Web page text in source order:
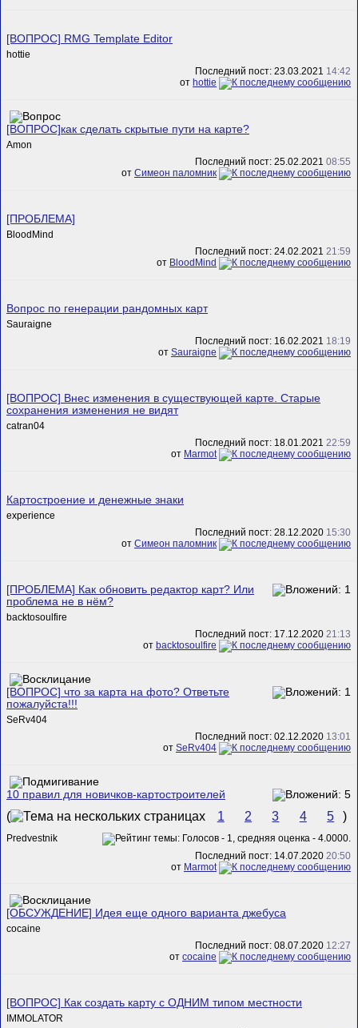
[ВОПРОС] RMG Template Editor
hottie
Последний пост: 23.03.2021 14:42
от hottie
[ВОПРОС]как сделать скрытые пути на карте?
Amon
Последний пост: 25.02.2021 08:55
от Симеон паломник
[ПРОБЛЕМА]
BloodMind
Последний пост: 24.02.2021 21:59
от BloodMind
Вопрос по генерации рандомных карт
Sauraigne
Последний пост: 16.02.2021 18:19
от Sauraigne
[ВОПРОС] Внес изменения в существующей карте. Старые
сохранения изменения не видят
catran04
Последний пост: 18.01.2021 22:59
от Marmot
Картостроение и денежные знаки
experience
Последний пост: 28.12.2020 15:30
от Симеон паломник
[ПРОБЛЕМА] Как обновить редактор карт? Или
проблема не в нём?
backtosoulfire
Последний пост: 17.12.2020 21:13
от backtosoulfire
[ВОПРОС] что за карта на фото? Ответьте
пожалуйста!!!
SeRv404
Последний пост: 02.12.2020 13:01
от SeRv404
10 правил для новичков-картостроителей
( 1 2 3 4 5 )
Predvestnik
Последний пост: 14.07.2020 20:50
от Marmot
[ОБСУЖДЕНИЕ] Идея еще одного варианта джебуса
cocaine
Последний пост: 08.07.2020 12:27
от cocaine
[ВОПРОС] Как создать карту с ОДНИМ типом местности
IMMOLATOR